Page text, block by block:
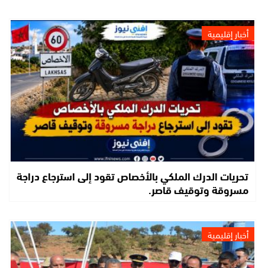
أخبار إقليمية
تحريات الدرك الملكي بالأخصاص تقود إلى استرجاع دراجة
مسروقة وتوقيف قاصر.
أخبار إقليمية